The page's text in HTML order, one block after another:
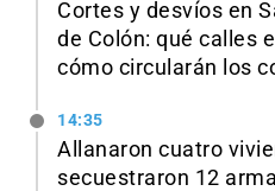
Cortes y desvíos en
de Colón: qué calles
cómo circularán los
14:35
Allanaron cuatro
secuestraron 12